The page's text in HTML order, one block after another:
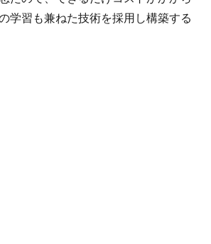
学習も兼ねた技術を採用し構築する